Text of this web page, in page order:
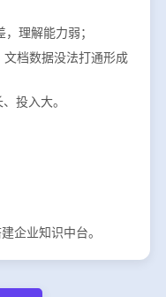
理解能力弱；
档数据没法打通形成
投入大。
企业知识中台。